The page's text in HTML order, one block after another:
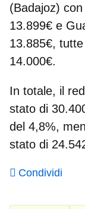
(Badajoz)
13.899€ e
13.885€,
14.000€.
In totale, il
stato di
del 4,8%,
stato di
Condividi